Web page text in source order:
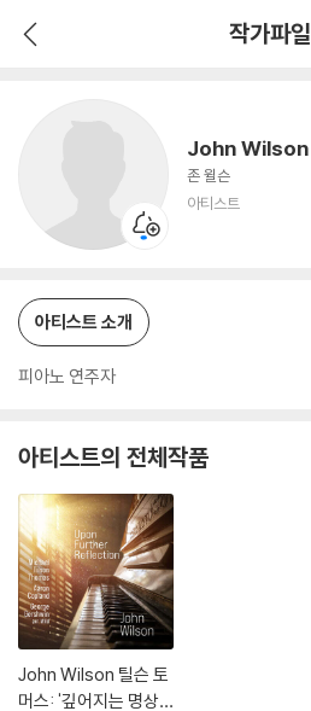
작가파일
John Wilson
존 윌슨
아티스트
아티스트 소개
피아노 연주자
아티스트의 전체작품
John Wilson 틸슨 토
머스: '깊어지는 명상' /